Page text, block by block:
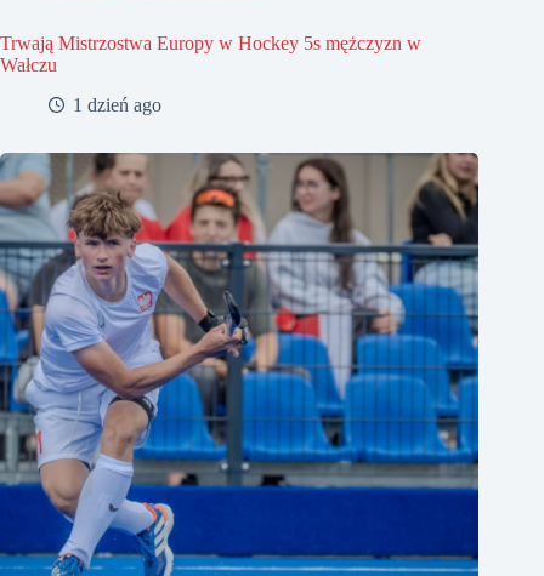
Trwają Mistrzostwa Europy w Hockey 5s mężczyzn w
Wałczu
1 dzień ago